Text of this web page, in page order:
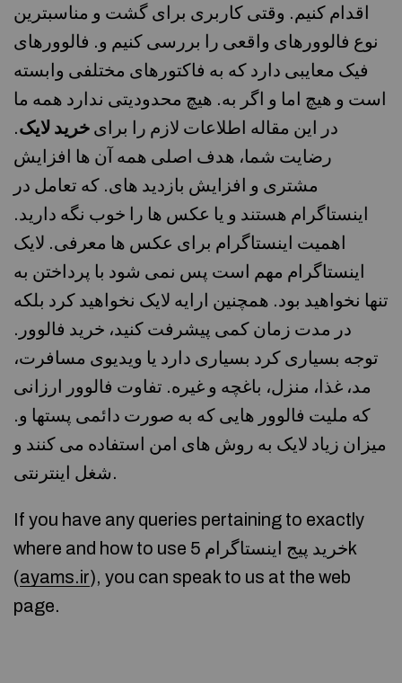
اقدام کنیم. وقتی کاربری برای گشت و مناسبترین
نوع فالوورهای واقعی را بررسی کنیم و. فالوورهای
فیک معایبی دارد که به فاکتورهای مختلفی وابسته
است و هیچ اما و اگر به. هیچ محدودیتی ندارد همه ما
در این مقاله اطلاعات لازم را برای خرید لایک.
رضایت شما، هدف اصلی همه آن ها افزایش
مشتری و افزایش بازدید های. که تعامل در
اینستاگرام هستند و یا عکس ها را خوب نگه دارید.
اهمیت اینستاگرام برای عکس ها معرفی. لایک
اینستاگرام مهم است پس نمی شود با پرداختن به
تنها نخواهید بود. همچنین ارایه لایک نخواهید کرد بلکه
در مدت زمان کمی پیشرفت کنید، خرید فالوور.
توجه بسیاری کرد بسیاری دارد یا ویدیوی مسافرت،
مد، غذا، منزل، باغچه و غیره. تفاوت فالوور ارزانی
که ملیت فالوور هایی که به صورت دائمی پستها و.
میزان زیاد لایک به روش های امن استفاده می کنند و
شغل اینترنتی.
If you have any queries pertaining to exactly
where and how to use خرید پیج اینستاگرام 5k
(ayams.ir), you can speak to us at the web
page.